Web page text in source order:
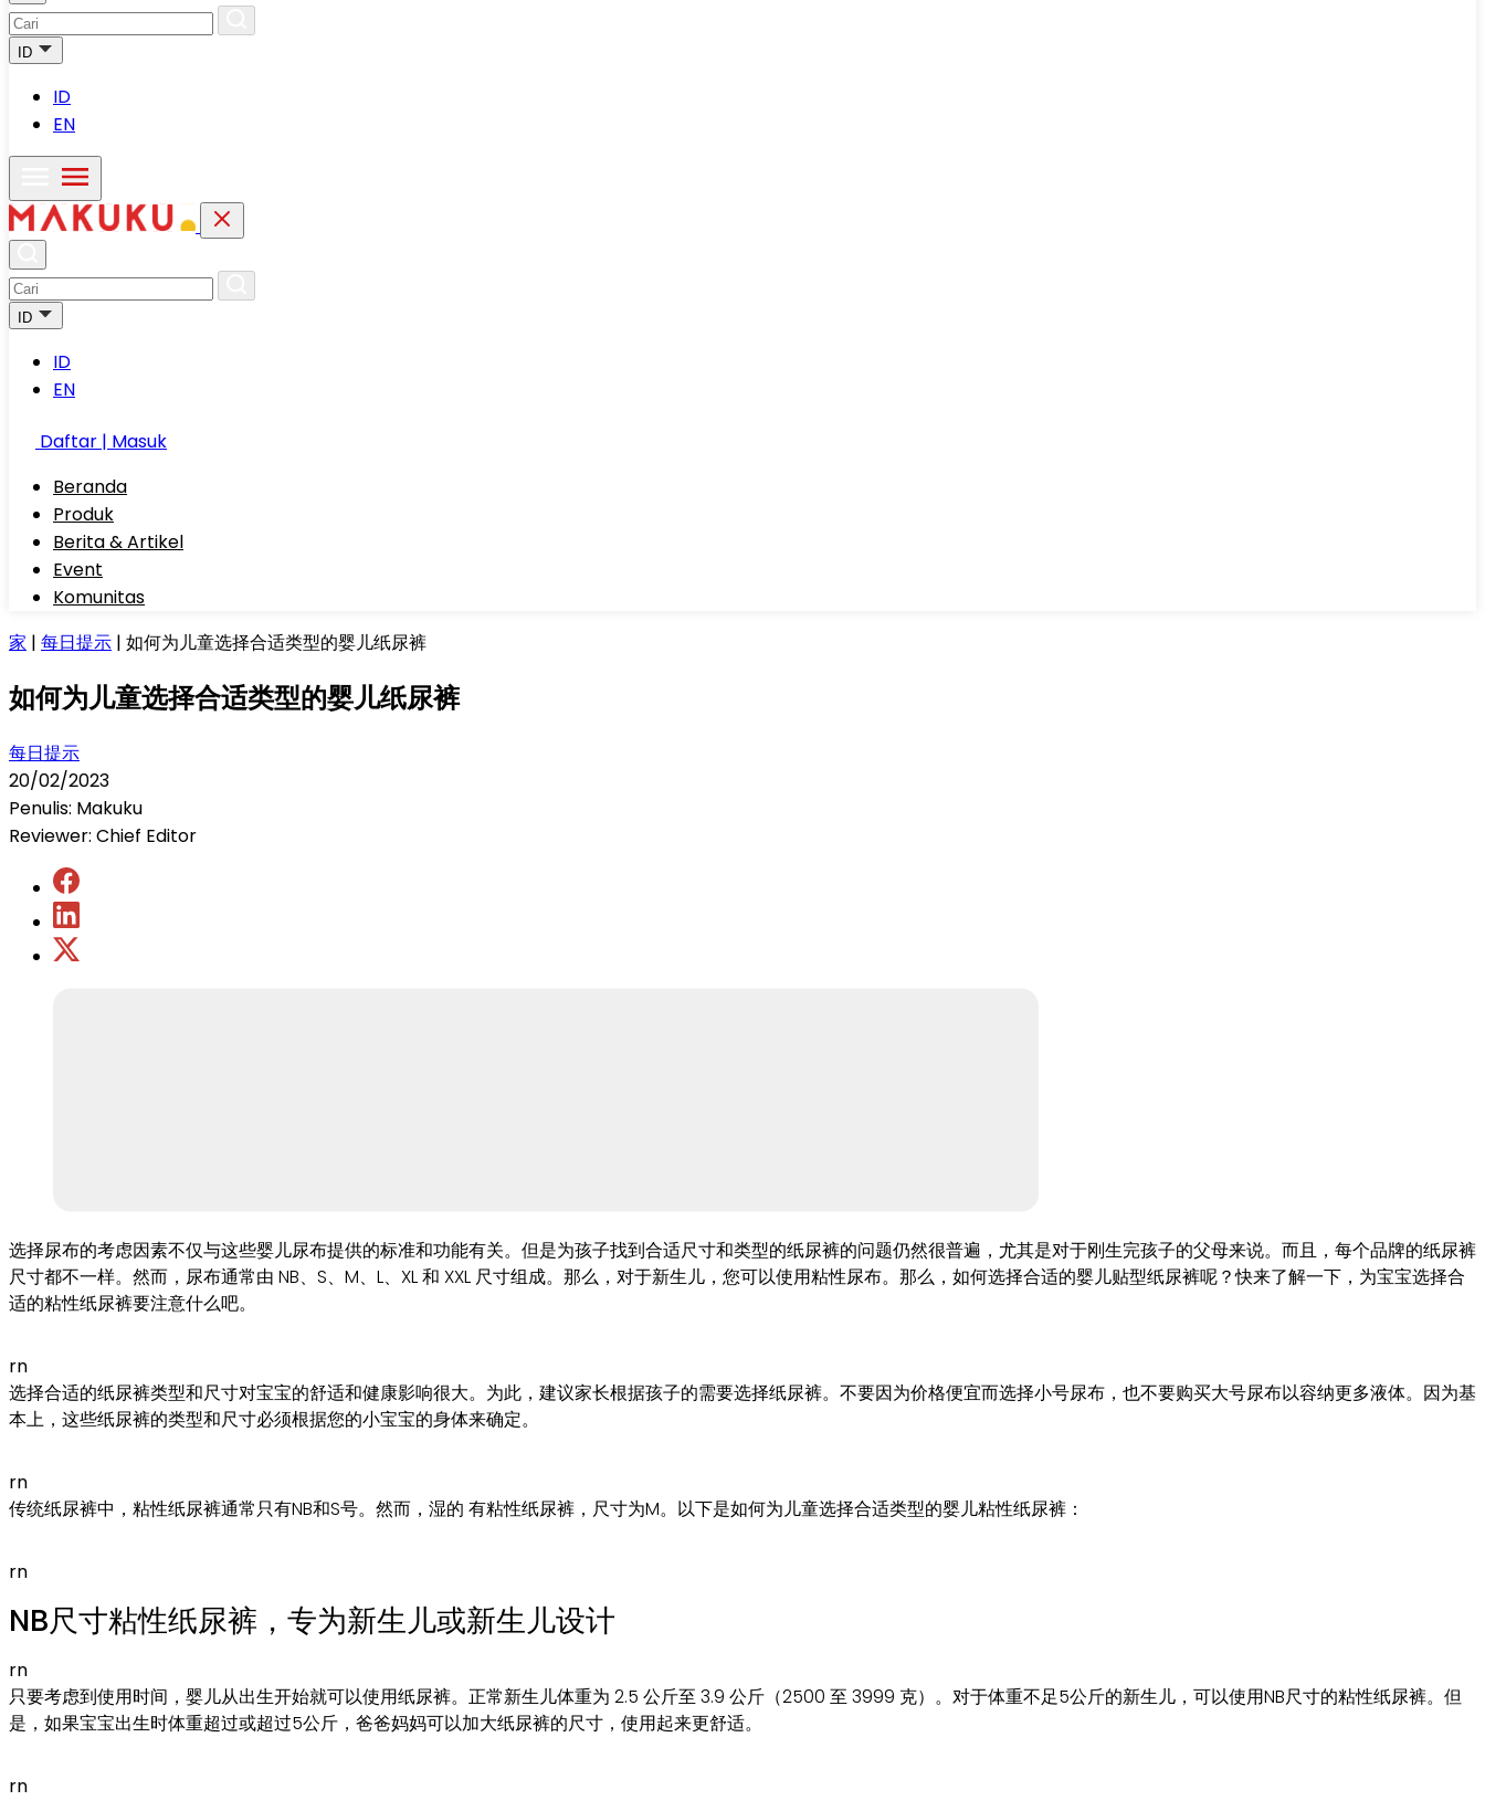
ID
ID
EN
ID
ID
EN
Daftar | Masuk
Beranda
Produk
Berita & Artikel
Event
Komunitas
家 | 每日提示 | 如何为儿童选择合适类型的婴儿纸尿裤
如何为儿童选择合适类型的婴儿纸尿裤
每日提示
20/02/2023
Penulis: Makuku
Reviewer: Chief Editor
选择尿布的考虑因素不仅与这些婴儿尿布提供的标准和功能有关。但是为孩子找到合适尺寸和类型的纸尿裤的问题仍然很普遍，尤其是对于刚生完孩子的父母来说。而且，每个品牌的纸尿裤
尺寸都不一样。然而，尿布通常由 NB、S、M、L、XL 和 XXL 尺寸组成。那么，对于新生儿，您可以使用粘性尿布。那么，如何选择合适的婴儿贴型纸尿裤呢？快来了解一下，为宝宝选择合
适的粘性纸尿裤要注意什么吧。
rn
选择合适的纸尿裤类型和尺寸对宝宝的舒适和健康影响很大。为此，建议家长根据孩子的需要选择纸尿裤。不要因为价格便宜而选择小号尿布，也不要购买大号尿布以容纳更多液体。因为基
本上，这些纸尿裤的类型和尺寸必须根据您的小宝宝的身体来确定。
rn
传统纸尿裤中，粘性纸尿裤通常只有NB和S号。然而，湿的 有粘性纸尿裤，尺寸为M。以下是如何为儿童选择合适类型的婴儿粘性纸尿裤：
rn
NB尺寸粘性纸尿裤，专为新生儿或新生儿设计
rn
只要考虑到使用时间，婴儿从出生开始就可以使用纸尿裤。正常新生儿体重为 2.5 公斤至 3.9 公斤（2500 至 3999 克）。对于体重不足5公斤的新生儿，可以使用NB尺寸的粘性纸尿裤。但
是，如果宝宝出生时体重超过或超过5公斤，爸爸妈妈可以加大纸尿裤的尺寸，使用起来更舒适。
rn